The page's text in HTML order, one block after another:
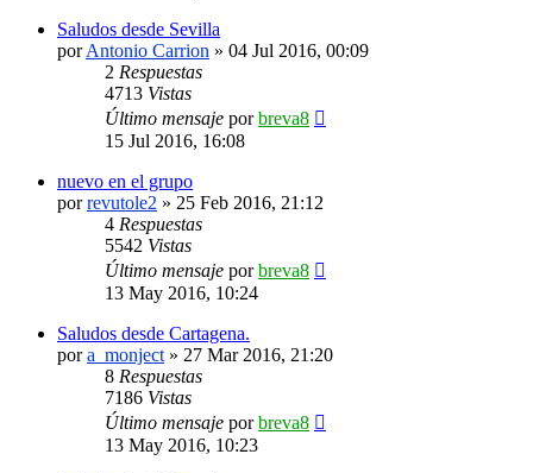
Saludos desde Sevilla
porAntonio Carrion » 04 Jul 2016, 00:09
2 Respuestas
4713 Vistas
Último mensaje porbreva8
15 Jul 2016, 16:08
nuevo en el grupo
porrevutole2 » 25 Feb 2016, 21:12
4 Respuestas
5542 Vistas
Último mensaje porbreva8
13 May 2016, 10:24
Saludos desde Cartagena.
pora_monject » 27 Mar 2016, 21:20
8 Respuestas
7186 Vistas
Último mensaje porbreva8
13 May 2016, 10:23